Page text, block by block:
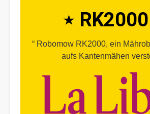
RK2000
Robomow RK2000, ein
aufs Kantenmähen